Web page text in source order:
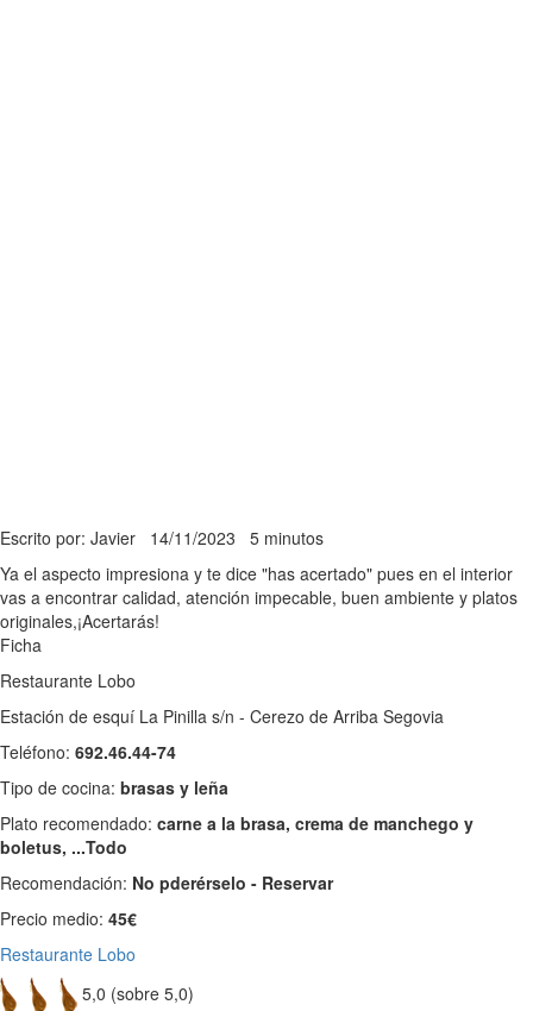
Escrito por: Javier 14/11/2023 5 minutos
Ya el aspecto impresiona y te dice "has acertado" pues en el interior
vas a encontrar calidad, atención impecable, buen ambiente y platos
originales,¡Acertarás!
Ficha
Restaurante Lobo
Estación de esquí La Pinilla s/n - Cerezo de Arriba Segovia
Teléfono: 692.46.44-74
Tipo de cocina: brasas y leña
Plato recomendado: carne a la brasa, crema de manchego y
boletus, ...Todo
Recomendación: No pderérselo - Reservar
Precio medio: 45€
Restaurante Lobo
5,0 (sobre 5,0)